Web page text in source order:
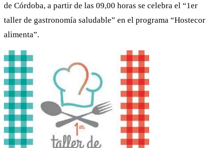
de Córdoba, a partir de las 09,00 horas se celebra el “1er
taller de gastronomía saludable” en el programa “Hostecor
alimenta”.